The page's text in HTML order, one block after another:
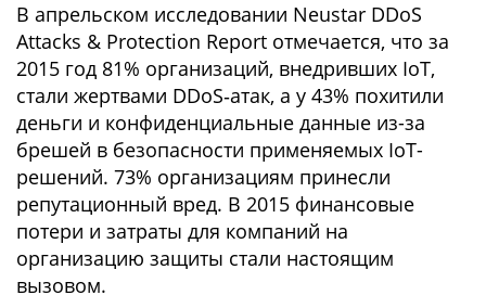
В апрельском исследовании Neustar DDoS
Attacks & Protection Report отмечается, что за
2015 год 81% организаций, внедривших IoT,
стали жертвами DDoS‑атак, а у 43% похитили
деньги и конфиденциальные данные из-за
брешей в безопасности применяемых IoT-
решений. 73% организациям принесли
репутационный вред. В 2015 финансовые
потери и затраты для компаний на
организацию защиты стали настоящим
вызовом.